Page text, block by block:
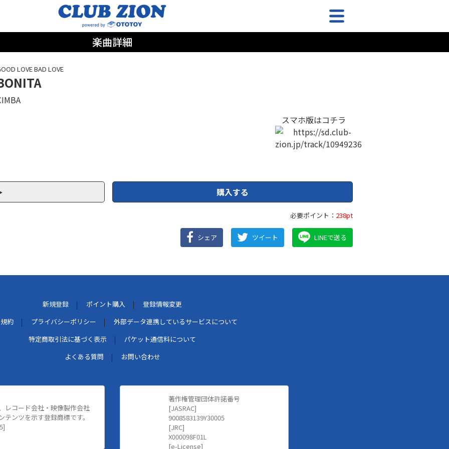
楽曲詳細
LOVE BAD LOVE
スマホ版はコチラ
購入する
必要ポイント： 238pt
シェア ツイート LINEで送る
新規登録 ポイント購入
登録情報変更
約
プライバシーポリシー
外部データ連携しているサービスについて
特定商取引法に基づく表示
パケット通信料について
よくある質問
お問い合わせ
レコード会社・映像製作会社
テンツを示す登録商標です。
著作権管理団体許諾番号
[JASRAC]
9008583139Y30005
[JRC]
X000098F01L
[e-License]